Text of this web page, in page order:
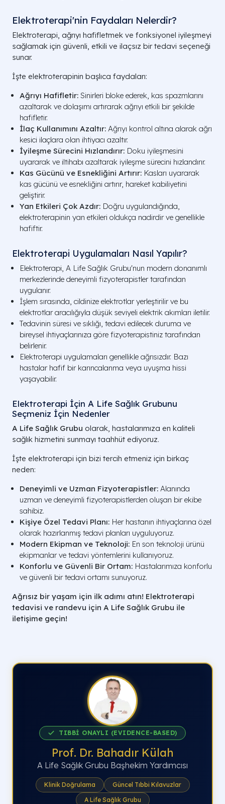
Elektroterapi'nin Faydaları Nelerdir?
Elektroterapi, ağrıyı hafifletmek ve fonksiyonel iyileşmeyi
sağlamak için güvenli, etkili ve ilaçsız bir tedavi seçeneği
sunar.
İşte elektroterapinin başlıca faydaları:
Ağrıyı Hafifletir: Sinirleri bloke ederek, kas spazmlarını
azaltarak ve dolaşımı artırarak ağrıyı etkili bir şekilde
hafifletir.
İlaç Kullanımını Azaltır: Ağrıyı kontrol altına alarak ağrı
kesici ilaçlara olan ihtiyacı azaltır.
İyileşme Sürecini Hızlandırır: Doku iyileşmesini
uyararak ve iltihabı azaltarak iyileşme sürecini hızlandırır.
Kas Gücünü ve Esnekliğini Artırır: Kasları uyararak
kas gücünü ve esnekliğini artırır, hareket kabiliyetini
geliştirir.
Yan Etkileri Çok Azdır: Doğru uygulandığında,
elektroterapinin yan etkileri oldukça nadirdir ve genellikle
hafiftir.
Elektroterapi Uygulamaları Nasıl Yapılır?
Elektroterapi, A Life Sağlık Grubu'nun modern donanımlı
merkezlerinde deneyimli fizyoterapistler tarafından
uygulanır.
İşlem sırasında, cildinize elektrotlar yerleştirilir ve bu
elektrotlar aracılığıyla düşük seviyeli elektrik akımları iletilir.
Tedavinin süresi ve sıklığı, tedavi edilecek duruma ve
bireysel ihtiyaçlarınıza göre fizyoterapistiniz tarafından
belirlenir.
Elektroterapi uygulamaları genellikle ağrısızdır. Bazı
hastalar hafif bir karıncalanma veya uyuşma hissi
yaşayabilir.
Elektroterapi İçin A Life Sağlık Grubunu
Seçmeniz İçin Nedenler
A Life Sağlık Grubu olarak, hastalarımıza en kaliteli
sağlık hizmetini sunmayı taahhüt ediyoruz.
İşte elektroterapi için bizi tercih etmeniz için birkaç
neden:
Deneyimli ve Uzman Fizyoterapistler: Alanında
uzman ve deneyimli fizyoterapistlerden oluşan bir ekibe
sahibiz.
Kişiye Özel Tedavi Planı: Her hastanın ihtiyaçlarına özel
olarak hazırlanmış tedavi planları uyguluyoruz.
Modern Ekipman ve Teknoloji: En son teknoloji ürünü
ekipmanlar ve tedavi yöntemlerini kullanıyoruz.
Konforlu ve Güvenli Bir Ortam: Hastalarımıza konforlu
ve güvenli bir tedavi ortamı sunuyoruz.
Ağrısız bir yaşam için ilk adımı atın! Elektroterapi
tedavisi ve randevu için A Life Sağlık Grubu ile
iletişime geçin!
TIBBİ ONAYLI (EVIDENCE-BASED)
Prof. Dr. Bahadır Külah
A Life Sağlık Grubu Başhekim Yardımcısı
Klinik Doğrulama
Güncel Tıbbi Kılavuzlar
A Life Sağlık Grubu